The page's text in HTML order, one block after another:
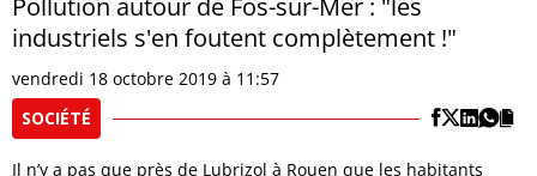
Pollution autour de Fos-sur-Mer : "les
industriels s'en foutent complètement !"
vendredi 18 octobre 2019 à 11:57
SOCIÉTÉ
Il n’y a pas que près de Lubrizol à Rouen que les habitants